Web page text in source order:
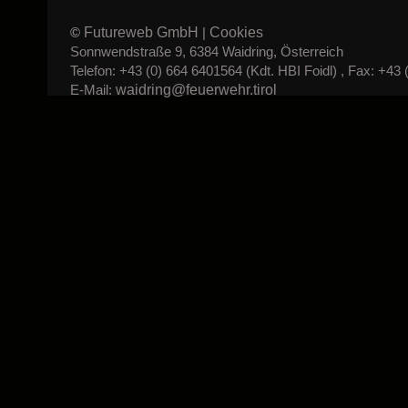
© Futureweb GmbH | Cookies
Sonnwendstraße 9, 6384 Waidring, Österreich
Telefon: +43 (0) 664 6401564 (Kdt. HBI Foidl) , Fax: +43
E-Mail: waidring@feuerwehr.tirol